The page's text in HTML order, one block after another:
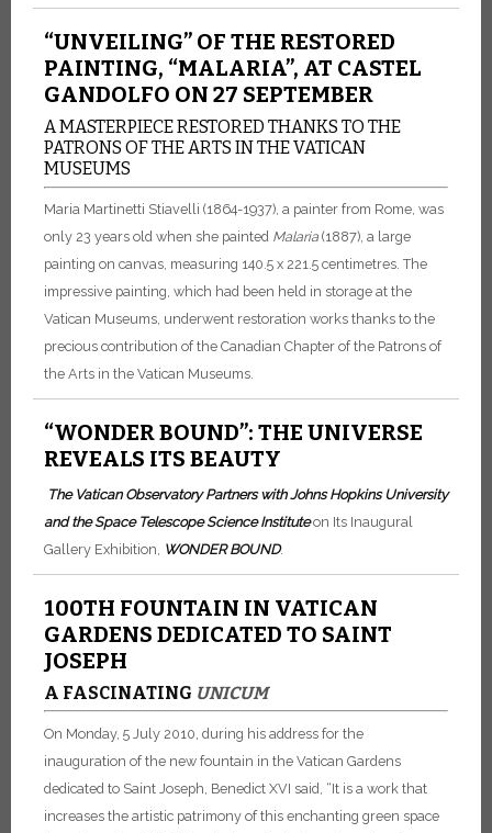
“UNVEILING” OF THE RESTORED
PAINTING, “MALARIA”, AT CASTEL
GANDOLFO ON 27 SEPTEMBER
A MASTERPIECE RESTORED THANKS TO THE
PATRONS OF THE ARTS IN THE VATICAN
MUSEUMS
Maria Martinetti Stiavelli (1864-1937), a painter from Rome, was
only 23 years old when she painted Malaria (1887), a large
painting on canvas, measuring 140.5 x 221.5 centimetres. The
impressive painting, which had been held in storage at the
Vatican Museums, underwent restoration works thanks to the
precious contribution of the Canadian Chapter of the Patrons of
the Arts in the Vatican Museums.
“WONDER BOUND”: THE UNIVERSE
REVEALS ITS BEAUTY
The Vatican Observatory Partners with Johns Hopkins University
and the Space Telescope Science Instituteon Its Inaugural
Gallery Exhibition, WONDER BOUND.
100TH FOUNTAIN IN VATICAN
GARDENS DEDICATED TO SAINT
JOSEPH
A FASCINATING UNICUM
On Monday, 5 July 2010, during his address for the
inauguration of the new fountain in the Vatican Gardens
dedicated to Saint Joseph, Benedict XVI said, “It is a work that
increases the artistic patrimony of this enchanting green space